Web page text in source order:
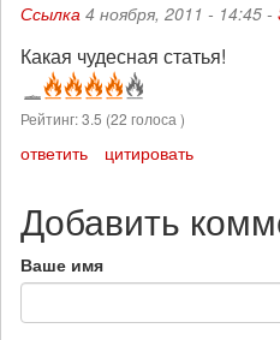
Ссылка 4 ноября, 2011 - 14:45 -
Какая чудесная статья!
Рейтинг:3.5 (22 голоса )
ответить цитировать
Добавить
Ваше имя